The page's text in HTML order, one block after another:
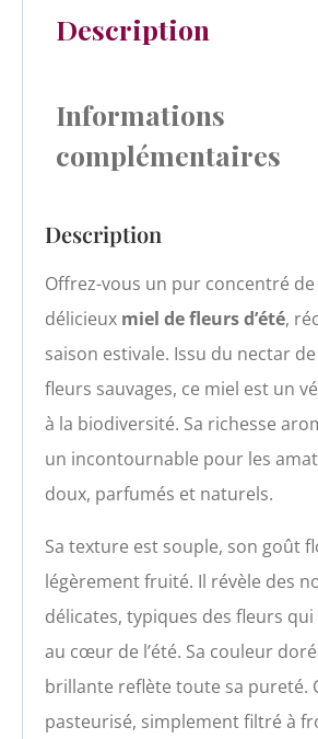
Description
Informations
complémentaires
Description
Offrez-vous un pur concentré
délicieux miel de fleurs d’été,
saison estivale. Issu du nectar
fleurs sauvages, ce miel est un
à la biodiversité. Sa richesse
un incontournable pour les
doux, parfumés et naturels.
Sa texture est souple, son goût
légèrement fruité. Il révèle des
délicates, typiques des fleurs qui
au cœur de l’été. Sa couleur
brillante reflète toute sa pureté.
pasteurisé, simplement filtré à